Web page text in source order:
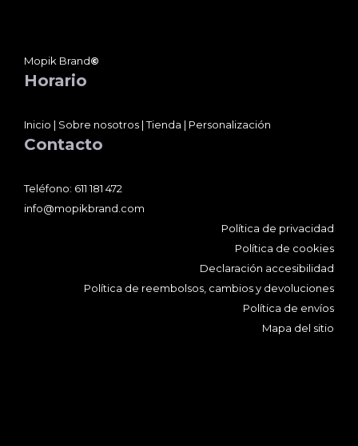
Mopik Brand©
Horario
Inicio | Sobre nosotros |Tienda | Personalización
Contacto
Teléfono: 611 181 472
info@mopikbrand.com
Política de privacidad
Política de cookies
Declaración accesibilidad
Política de reembolsos, cambios y devoluciones
Política de envíos
Mapa del sitio